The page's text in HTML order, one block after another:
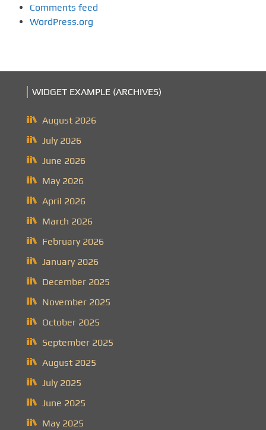
Comments feed
WordPress.org
WIDGET EXAMPLE (ARCHIVES)
August 2026
July 2026
June 2026
May 2026
April 2026
March 2026
February 2026
January 2026
December 2025
November 2025
October 2025
September 2025
August 2025
July 2025
June 2025
May 2025